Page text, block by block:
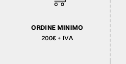
ORDINE MINIMO
200€ + IVA